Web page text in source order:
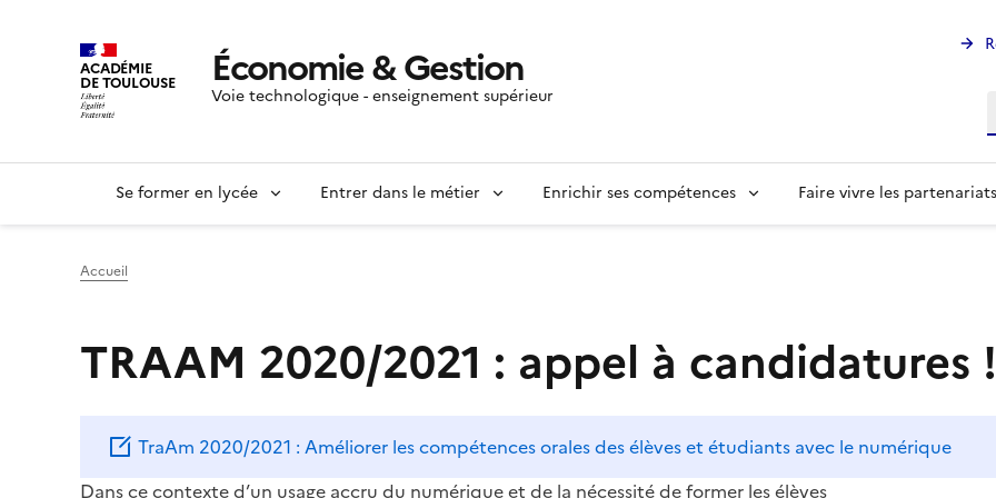
ACADÉMIE
DE TOULOUSE Économie & Gestion
Voie technologique - enseignement supérieur
Se former en lycée Entrer dans le métier Enrichir ses compétences Faire vivre les partenariats
Accueil
TRAAM 2020/2021 : appel à candidatures !
TraAm 2020/2021 : Améliorer les compétences orales des élèves et étudiants avec le numérique
Dans ce contexte d’un usage accru du numérique et de la nécessité de former les élèves